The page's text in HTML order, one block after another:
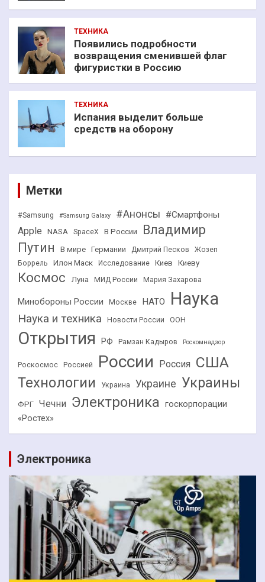
ТЕХНИКА
Появились подробности
возвращения сменившей флаг
фигуристки в Россию
ТЕХНИКА
Испания выделит больше
средств на оборону
Метки
#Samsung #Samsung Galaxy #Анонсы #Смартфоны
Apple NASA SpaceX В России
Владимир
Путин
В мире Германии Дмитрий Песков
Жозеп
Боррель
Илон Маск Исследование Киев Киеву
Космос Луна МИД России Мария Захарова
Минобороны России Москве НАТО Наука
Наука и техника Новости России ООН
Открытия РФ Рамзан Кадыров Роскомнадзор
Роскосмос Россией России Россия США
Технологии Украина Украине Украины
ФРГ Чечни Электроника госкорпорации
«Ростех»
Электроника